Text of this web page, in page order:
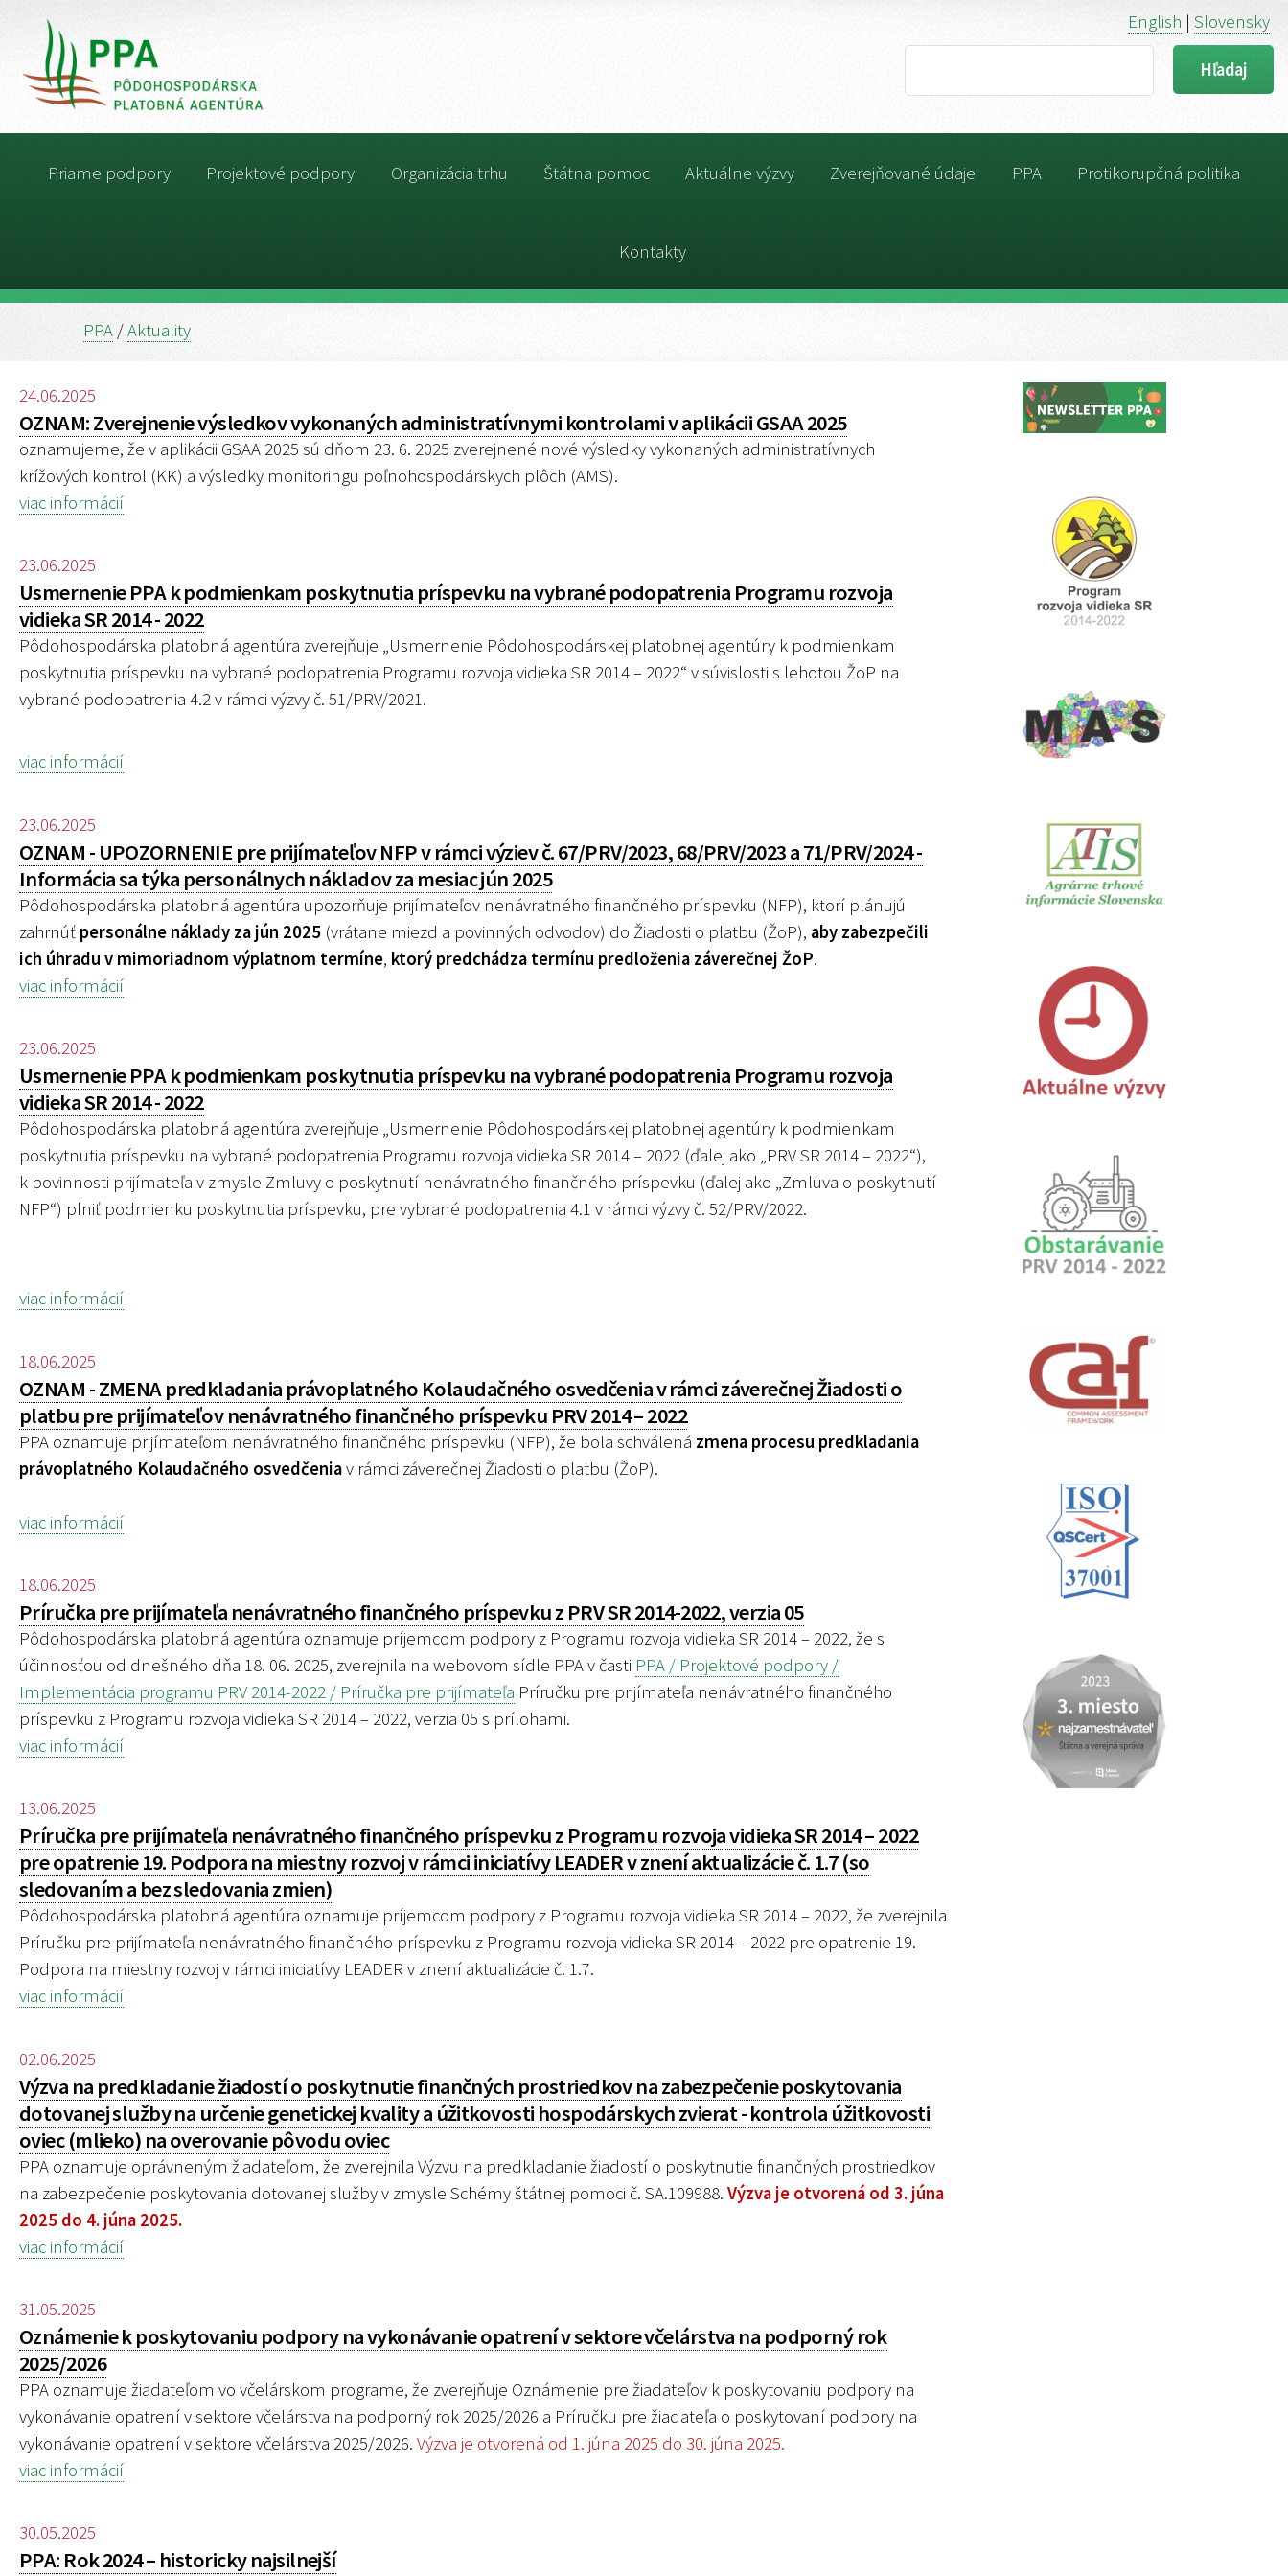
English |Slovensky
Priame podpory Projektové podpory Organizácia trhu Štátna pomoc Aktuálne výzvy Zverejňované údaje PPA Protikorupčná politika
Kontakty
PPA /Aktuality
24.06.2025
OZNAM: Zverejnenie výsledkov vykonaných administratívnymi kontrolami v aplikácii GSAA 2025
oznamujeme, že v aplikácii GSAA 2025 sú dňom 23. 6. 2025 zverejnené nové výsledky vykonaných administratívnych
krížových kontrol (KK) a výsledky monitoringu poľnohospodárskych plôch (AMS).
viac informácií
23.06.2025
Usmernenie PPA k podmienkam poskytnutia príspevku na vybrané podopatrenia Programu rozvoja
vidieka SR 2014 - 2022
Pôdohospodárska platobná agentúra zverejňuje „Usmernenie Pôdohospodárskej platobnej agentúry k podmienkam
poskytnutia príspevku na vybrané podopatrenia Programu rozvoja vidieka SR 2014 – 2022“ v súvislosti s lehotou ŽoP na
vybrané podopatrenia 4.2 v rámci výzvy č. 51/PRV/2021.
viac informácií
23.06.2025
OZNAM - UPOZORNENIE pre prijímateľov NFP v rámci výziev č. 67/PRV/2023, 68/PRV/2023 a 71/PRV/2024 -
Informácia sa týka personálnych nákladov za mesiac jún 2025
Pôdohospodárska platobná agentúra upozorňuje prijímateľov nenávratného finančného príspevku (NFP), ktorí plánujú
zahrnúť personálne náklady za jún 2025 (vrátane miezd a povinných odvodov) do Žiadosti o platbu (ŽoP), aby zabezpečili
ich úhradu v mimoriadnom výplatnom termíne, ktorý predchádza termínu predloženia záverečnej ŽoP.
viac informácií
23.06.2025
Usmernenie PPA k podmienkam poskytnutia príspevku na vybrané podopatrenia Programu rozvoja
vidieka SR 2014 - 2022
Pôdohospodárska platobná agentúra zverejňuje „Usmernenie Pôdohospodárskej platobnej agentúry k podmienkam
poskytnutia príspevku na vybrané podopatrenia Programu rozvoja vidieka SR 2014 – 2022 (ďalej ako „PRV SR 2014 – 2022“),
k povinnosti prijímateľa v zmysle Zmluvy o poskytnutí nenávratného finančného príspevku (ďalej ako „Zmluva o poskytnutí
NFP“) plniť podmienku poskytnutia príspevku, pre vybrané podopatrenia 4.1 v rámci výzvy č. 52/PRV/2022.
viac informácií
18.06.2025
OZNAM - ZMENA predkladania právoplatného Kolaudačného osvedčenia v rámci záverečnej Žiadosti o
platbu pre prijímateľov nenávratného finančného príspevku PRV 2014 – 2022
PPA oznamuje prijímateľom nenávratného finančného príspevku (NFP), že bola schválená zmena procesu predkladania
právoplatného Kolaudačného osvedčeniav rámci záverečnej Žiadosti o platbu (ŽoP).
viac informácií
18.06.2025
Príručka pre prijímateľa nenávratného finančného príspevku z PRV SR 2014-2022, verzia 05
Pôdohospodárska platobná agentúra oznamuje príjemcom podpory z Programu rozvoja vidieka SR 2014 – 2022, že s
účinnosťou od dnešného dňa 18. 06. 2025, zverejnila na webovom sídle PPA v časti PPA / Projektové podpory /
Implementácia programu PRV 2014-2022 / Príručka pre prijímateľa Príručku pre prijímateľa nenávratného finančného
príspevku z Programu rozvoja vidieka SR 2014 – 2022, verzia 05 s prílohami.
viac informácií
13.06.2025
Príručka pre prijímateľa nenávratného finančného príspevku z Programu rozvoja vidieka SR 2014 – 2022
pre opatrenie 19. Podpora na miestny rozvoj v rámci iniciatívy LEADER v znení aktualizácie č. 1.7 (so
sledovaním a bez sledovania zmien)
Pôdohospodárska platobná agentúra oznamuje príjemcom podpory z Programu rozvoja vidieka SR 2014 – 2022, že zverejnila
Príručku pre prijímateľa nenávratného finančného príspevku z Programu rozvoja vidieka SR 2014 – 2022 pre opatrenie 19.
Podpora na miestny rozvoj v rámci iniciatívy LEADER v znení aktualizácie č. 1.7.
viac informácií
02.06.2025
Výzva na predkladanie žiadostí o poskytnutie finančných prostriedkov na zabezpečenie poskytovania
dotovanej služby na určenie genetickej kvality a úžitkovosti hospodárskych zvierat - kontrola úžitkovosti
oviec (mlieko) na overovanie pôvodu oviec
PPA oznamuje oprávneným žiadateľom, že zverejnila Výzvu na predkladanie žiadostí o poskytnutie finančných prostriedkov
na zabezpečenie poskytovania dotovanej služby v zmysle Schémy štátnej pomoci č. SA.109988. Výzva je otvorená od 3. júna
2025 do 4. júna 2025.
viac informácií
31.05.2025
Oznámenie k poskytovaniu podpory na vykonávanie opatrení v sektore včelárstva na podporný rok
2025/2026
PPA oznamuje žiadateľom vo včelárskom programe, že zverejňuje Oznámenie pre žiadateľov k poskytovaniu podpory na
vykonávanie opatrení v sektore včelárstva na podporný rok 2025/2026 a Príručku pre žiadateľa o poskytovaní podpory na
vykonávanie opatrení v sektore včelárstva 2025/2026. Výzva je otvorená od 1. júna 2025 do 30. júna 2025.
viac informácií
30.05.2025
PPA: Rok 2024 – historicky najsilnejší